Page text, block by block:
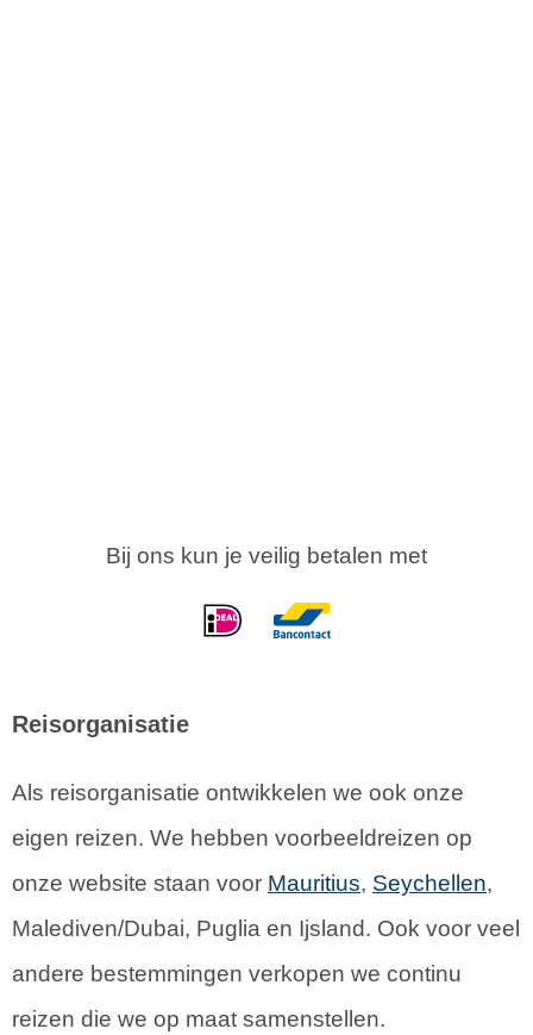
Bij ons kun je veilig betalen met
Reisorganisatie
Als reisorganisatie ontwikkelen we ook onze
eigen reizen. We hebben voorbeeldreizen op
onze website staan voor Mauritius, Seychellen,
Malediven/Dubai, Puglia en Ijsland. Ook voor veel
andere bestemmingen verkopen we continu
reizen die we op maat samenstellen.